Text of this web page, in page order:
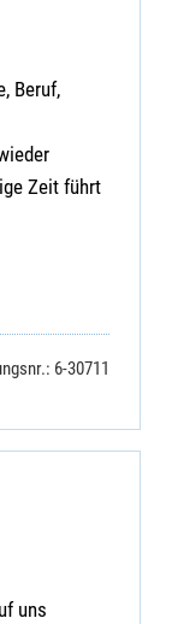
Beruf,
Zeit führt
6-30711
uns